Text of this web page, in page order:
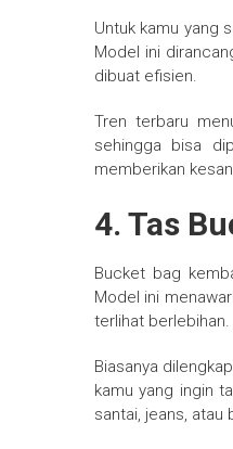
Untuk kamu yang
Model ini
dibuat efisien.
Tren terbaru
sehingga bisa
memberikan
4. Tas
Bucket bag
Model ini
terlihat berlebihan.
Biasanya
kamu yang ingin
santai, jeans, atau